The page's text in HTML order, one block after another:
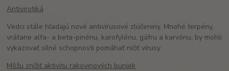
Antivirotiká
Vedci stále hľadajú nové antivírusové zlúčeniny. Mnohé terpény,
vrátane alfa- a beta-pinénu, karofylénu, gáfru a karvónu, by mohli
vykazovať silné schopnosti pomáhať ničiť vírusy.
Môžu znížiť aktivitu rakovinových buniek